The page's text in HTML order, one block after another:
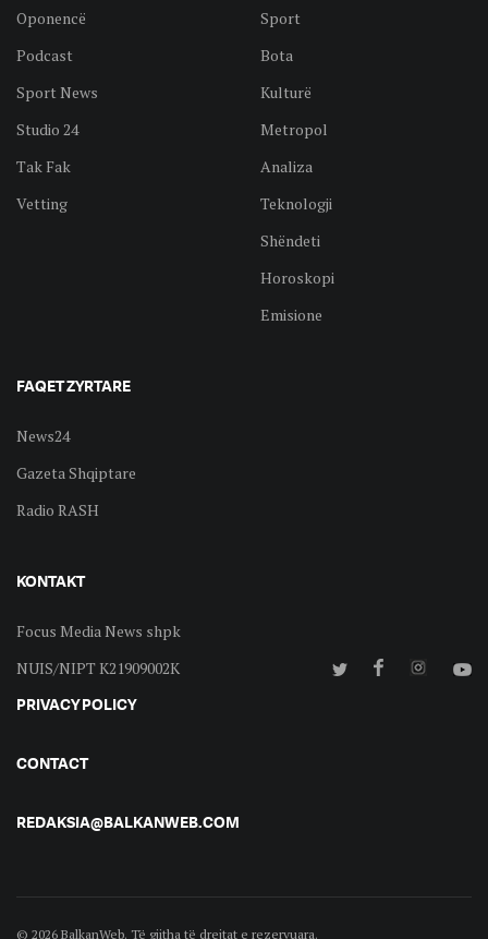
Oponencë
Podcast
Sport News
Studio 24
Tak Fak
Vetting
Sport
Bota
Kulturë
Metropol
Analiza
Teknologji
Shëndeti
Horoskopi
Emisione
FAQET ZYRTARE
News24
Gazeta Shqiptare
Radio RASH
KONTAKT
Focus Media News shpk
NUIS/NIPT K21909002K
PRIVACY POLICY
CONTACT
REDAKSIA@BALKANWEB.COM
© 2026 BalkanWeb. Të gjitha të drejtat e rezervuara.